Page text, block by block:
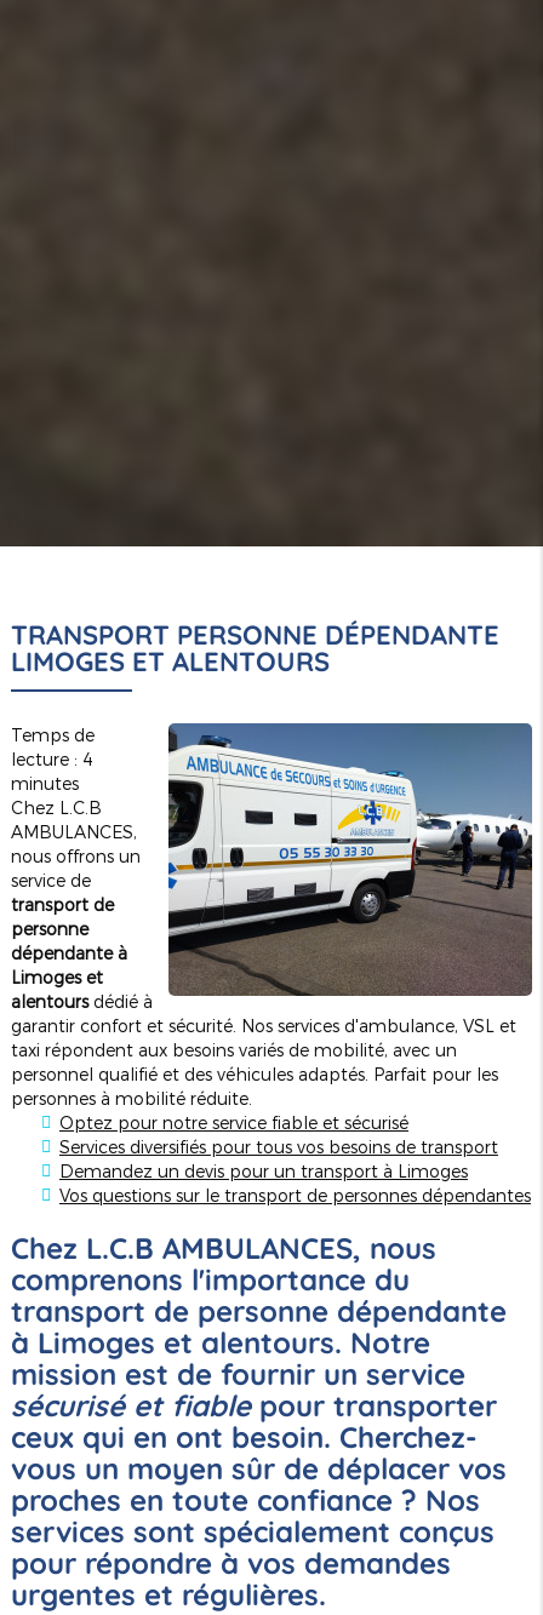
TRANSPORT PERSONNE DÉPENDANTE
LIMOGES ET ALENTOURS
Temps de
lecture : 4
minutes
Chez L.C.B
AMBULANCES,
nous offrons un
service de
transport de
personne
dépendante à
Limoges et
alentoursdédié à
garantir confort et sécurité. Nos services d'ambulance, VSL et
taxi répondent aux besoins variés de mobilité, avec un
personnel qualifié et des véhicules adaptés. Parfait pour les
personnes à mobilité réduite.
Optez pour notre service fiable et sécurisé
Services diversifiés pour tous vos besoins de transport
Demandez un devis pour un transport à Limoges
Vos questions sur le transport de personnes dépendantes
Chez L.C.B AMBULANCES, nous
comprenons l'importance du
transport de personne dépendante
à Limoges et alentours. Notre
mission est de fournir un service
sécurisé et fiablepour transporter
ceux qui en ont besoin. Cherchez-
vous un moyen sûr de déplacer vos
proches en toute confiance ? Nos
services sont spécialement conçus
pour répondre à vos demandes
urgentes et régulières.